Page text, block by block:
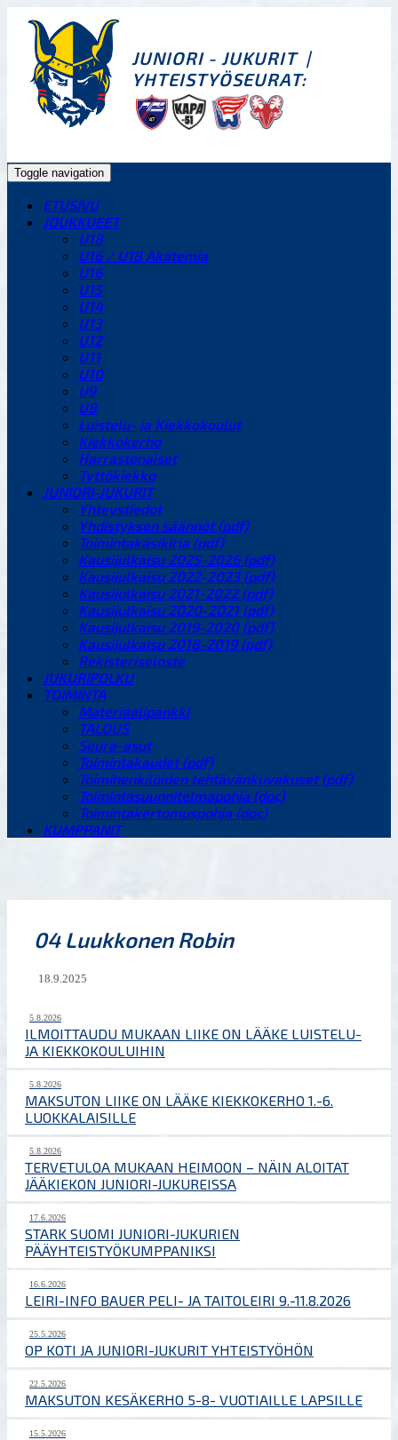
JUNIORI - JUKURIT |
YHTEISTYÖSEURAT:
Toggle navigation
ETUSIVU
JOUKKUEET
U18
U16 / U18 Akatemia
U16
U15
U14
U13
U12
U11
U10
U9
U8
Luistelu- ja Kiekkokoulut
Kiekkokerho
Harrastenaiset
Tyttökiekko
JUNIORI-JUKURIT
Yhteystiedot
Yhdistyksen säännöt (pdf)
Toimintakäsikirja (pdf)
Kausijulkaisu 2025-2026 (pdf)
Kausijulkaisu 2022-2023 (pdf)
Kausijulkaisu 2021-2022 (pdf)
Kausijulkaisu 2020-2021 (pdf)
Kausijulkaisu 2019-2020 (pdf)
Kausijulkaisu 2018-2019 (pdf)
Rekisteriseloste
JUKURIPOLKU
TOIMINTA
Materiaalipankki
TALOUS
Seura-asut
Toimintakaudet (pdf)
Toimihenkilöiden tehtävänkuvakuset (pdf)
Toimintasuunnitelmapohja (doc)
Toimintakertomuspohja (doc)
KUMPPANIT
04 Luukkonen Robin
18.9.2025
5.8.2026
ILMOITTAUDU MUKAAN LIIKE ON LÄÄKE LUISTELU-
JA KIEKKOKOULUIHIN
5.8.2026
MAKSUTON LIIKE ON LÄÄKE KIEKKOKERHO 1.-6.
LUOKKALAISILLE
5.8.2026
TERVETULOA MUKAAN HEIMOON – NÄIN ALOITAT
JÄÄKIEKON JUNIORI-JUKUREISSA
17.6.2026
STARK SUOMI JUNIORI-JUKURIEN
PÄÄYHTEISTYÖKUMPPANIKSI
16.6.2026
LEIRI-INFO BAUER PELI- JA TAITOLEIRI 9.-11.8.2026
25.5.2026
OP KOTI JA JUNIORI-JUKURIT YHTEISTYÖHÖN
22.5.2026
MAKSUTON KESÄKERHO 5-8- VUOTIAILLE LAPSILLE
15.5.2026